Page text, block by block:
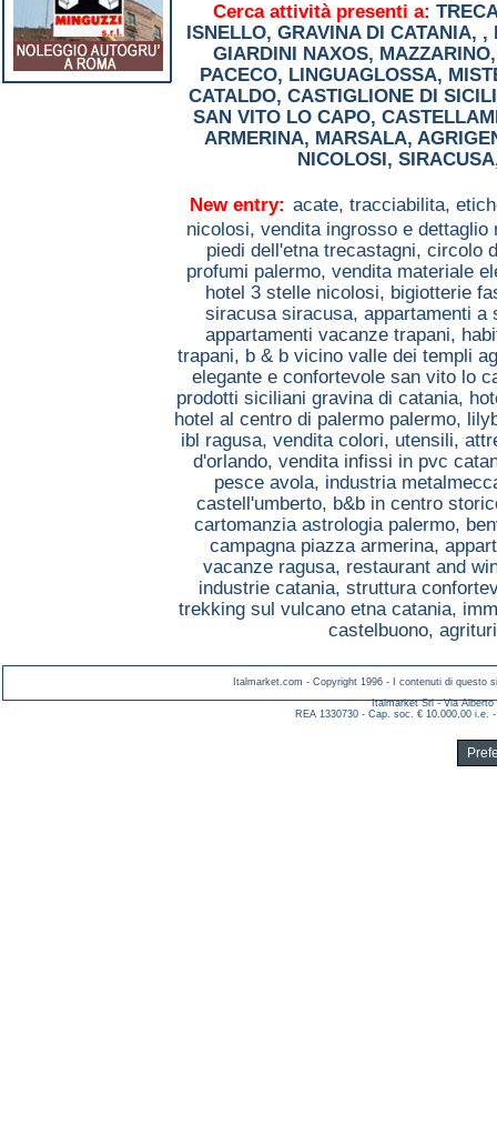
Cerca attività presenti a:
ISNELLO, GRAVINA DI CATANIA, ,
GIARDINI NAXOS, MAZZARINO
PACECO, LINGUAGLOSSA,
CATALDO, CASTIGLIONE DI
SAN VITO LO CAPO,
ARMERINA, MARSALA,
NICOLOSI, SIRACUSA
New entry: acate, tracciabilita,
nicolosi, vendita ingrosso e
piedi dell'etna trecastagni, circolo
profumi palermo, vendita materiale
hotel 3 stelle nicolosi, bigiotterie
siracusa siracusa, appartamenti
appartamenti vacanze trapani,
trapani, b & b vicino valle dei templi
elegante e confortevole san vito lo
prodotti siciliani gravina di catania,
hotel al centro di palermo palermo,
ibl ragusa, vendita colori, utensili,
d'orlando, vendita infissi in pvc
pesce avola, industria
castell'umberto, b&b in centro
cartomanzia astrologia palermo,
campagna piazza armerina,
vacanze ragusa, restaurant and
industrie catania, struttura
trekking sul vulcano etna catania,
castelbuono,
Italmarket.com - Copyright 1996 - I contenuti di questo
Italmarket Srl - Via Alberto
REA 1330730 - Cap. soc. € 10.000,00 i.e.